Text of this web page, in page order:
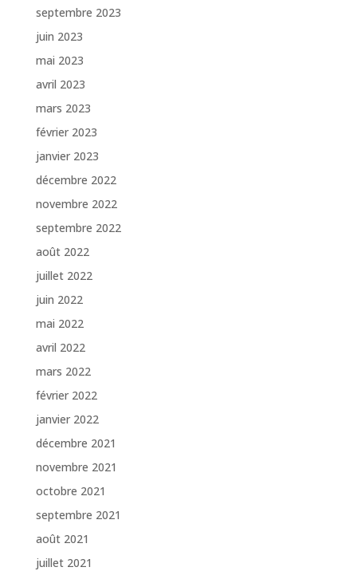
septembre 2023
juin 2023
mai 2023
avril 2023
mars 2023
février 2023
janvier 2023
décembre 2022
novembre 2022
septembre 2022
août 2022
juillet 2022
juin 2022
mai 2022
avril 2022
mars 2022
février 2022
janvier 2022
décembre 2021
novembre 2021
octobre 2021
septembre 2021
août 2021
juillet 2021